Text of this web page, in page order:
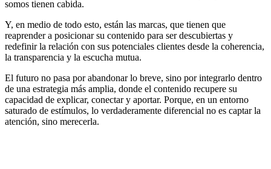
somos tienen cabida.
Y, en medio de todo esto, están las marcas, que tienen que
reaprender a posicionar su contenido para ser descubiertas y
redefinir la relación con sus potenciales clientes desde la coherencia,
la transparencia y la escucha mutua.
El futuro no pasa por abandonar lo breve, sino por integrarlo dentro
de una estrategia más amplia, donde el contenido recupere su
capacidad de explicar, conectar y aportar. Porque, en un entorno
saturado de estímulos, lo verdaderamente diferencial no es captar la
atención, sino merecerla.